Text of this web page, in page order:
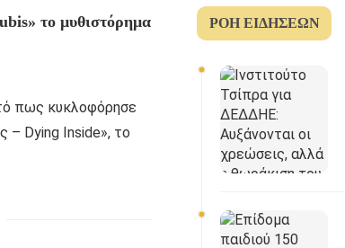
το μυθιστόρημα
πως κυκλοφόρησε
– Dying Inside», το
ΡΟΉ ΕΙΔΉΣΕΩΝ